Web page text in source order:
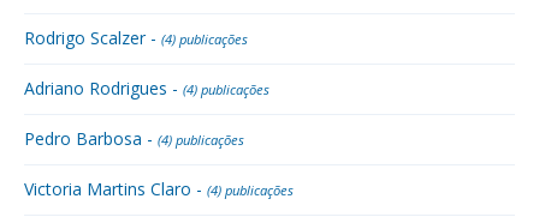
Rodrigo Scalzer - (4) publicações
Adriano Rodrigues - (4) publicações
Pedro Barbosa - (4) publicações
Victoria Martins Claro - (4) publicações